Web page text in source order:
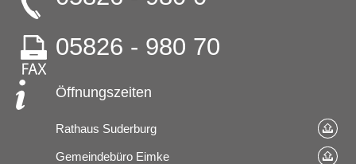
05826 - 980 70
Öffnungszeiten
Rathaus Suderburg
Gemeindebüro Eimke